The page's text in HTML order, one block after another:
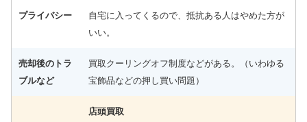
プライバシー
自宅に入ってくるので、抵抗ある人はやめた方が
いい。
売却後のトラ
ブルなど
買取クーリングオフ制度などがある。（いわゆる
宝飾品などの押し買い問題）
店頭買取